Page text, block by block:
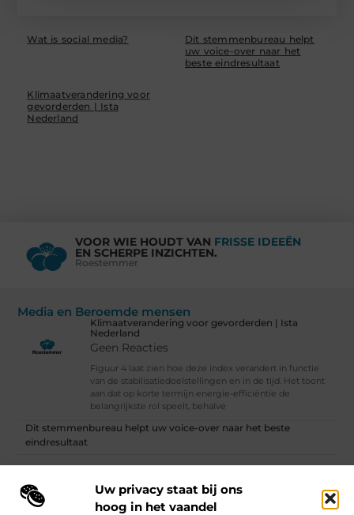
Uw privacy staat bij ons
hoog in het vaandel
Wat is social media?
Dit stemmenbureau helpt
uw voice-over naar het
beste eindresultaat
Klimaatverandering voor
gevorderden | Ista
Nederland
VOOR WIE HOUDT VAN FRISSE IDEEËN
EN SCHERPE INZICHTEN.
Roestemmer
Media en Beroemde mensen
Klimaatverandering voor gevorderden | Ista
Nederland
Geen Reacties
Figuur 4 laat zien hoe deze index verandert in functie
van de stabilisatiedoelstellingen en in de tijd. Het toont
aan dat op korte termijn energie-efficiëntie de
belangrijkste rol speelt, behalve
Dit stemmenbureau helpt uw voice-over naar het beste
eindresultaat
Vind Ons Hier :